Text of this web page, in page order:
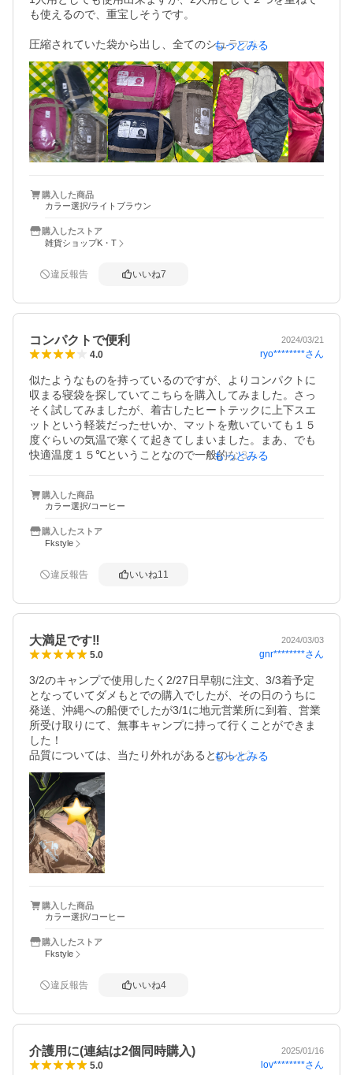
も使えるので、重宝しそうです。
圧縮されていた袋から出し、全てのシュラフを広げてみま
した。３つともファスナーもスムーズで、臭いも気になら
なかったです。また、袋にL Rと書かれていたのでどの組み
合わせが可能かもわかりました。
ただ…２つ重ねてみたものの、足元の空洞が気になりまし
た。真冬に使用した際には、空気が入り込むだろうなぁ〜
と。
着込めばいいのか⁈  それとも２つを重ねず1人ずつシュラ
1人で使用したとしても、足元の隙間はあったので、隙間風
は我慢ですかね…
いつ起こるかわからない自然災害。
ずっと使わずに保管しててももったいないので、春先にベ
す。
もっとみる
購入した商品
カラー選択/ライトブラウン
購入したストア
雑貨ショップK・T
違反報告 いいね7
コンパクトで便利 2024/03/21
4.0 ryo********さん
似たようなものを持っているのですが、よりコンパクトに
収まる寝袋を探していてこちらを購入してみました。さっ
そく試してみましたが、着古したヒートテックに上下スエ
ットという軽装だったせいか、マットを敷いていても１５
度ぐらいの気温で寒くて起きてしまいました。まあ、でも
快適温度１５℃ということなので一般的な３シーズン用寝
０℃位まではこの軽装でもいけそうです。上下と靴下をダ
ウンを着込んで、保温の効くカバーを使って、カイロを入
れてとかすれば、さらに寒くても対応できると思います
が、冬用を買った方がコンパクトに収まりそうです。ー
関東の平野部で室内ではあまりないかなと思っています。
で、コスパが良いです。
もっとみる
購入した商品
カラー選択/コーヒー
購入したストア
Fkstyle
違反報告 いいね11
大満足です‼️ 2024/03/03
5.0 gnr********さん
3/2のキャンプで使用したく2/27日早朝に注文、3/3着予定
となっていてダメもとでの購入でしたが、その日のうちに
発送、沖縄への船便でしたが3/1に地元営業所に到着、営業
所受け取りにて、無事キャンプに持って行くことができま
した！
品質については、当たり外れがあるとのレビューがあった
ので、ドキドキでしたが、特に問題なく、匂いも特にあり
ませんでした。収納時に袋に入れにくいとのコメントあり
ましたが、確かに一緒に持って行った他の寝袋より畳みに
くいですが、他のより厚みがあるためだと思います。3月頭
の夜間12度の沖縄で使用しましたが、とてもあたたかく寝
心地良かったです。2つ購入し、連結して使用しました。連
結も問題なくできました。ジッパー外す時に少し手こずり
ましたが、範囲内です！帰って洗ってみてヨレないかは心
もっとみる
購入した商品
カラー選択/コーヒー
購入したストア
Fkstyle
違反報告 いいね4
介護用に(連結は2個同時購入) 2025/01/16
5.0 lov********さん